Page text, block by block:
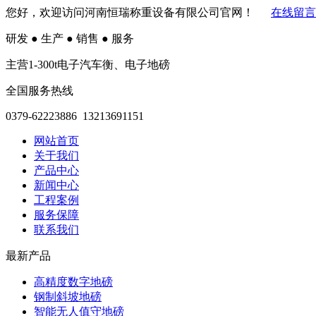
您好，欢迎访问河南恒瑞称重设备有限公司官网！ 在线留言
研发 ● 生产 ● 销售 ● 服务
主营1-300t电子汽车衡、电子地磅
全国服务热线
0379-62223886 13213691151
网站首页
关于我们
产品中心
新闻中心
工程案例
服务保障
联系我们
最新产品
高精度数字地磅
钢制斜坡地磅
智能无人值守地磅